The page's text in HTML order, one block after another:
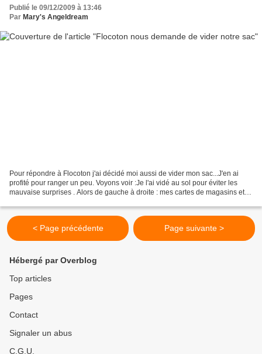
Publié le 09/12/2009 à 13:46
Par Mary's Angeldream
Pour répondre à Flocoton j'ai décidé moi aussi de vider mon sac...J'en ai
profité pour ranger un peu. Voyons voir :Je l'ai vidé au sol pour éviter les
mauvaise surprises . Alors de gauche à droite : mes cartes de magasins et
< Page précédente Page suivante >
Hébergé par Overblog
Top articles
Pages
Contact
Signaler un abus
C.G.U.